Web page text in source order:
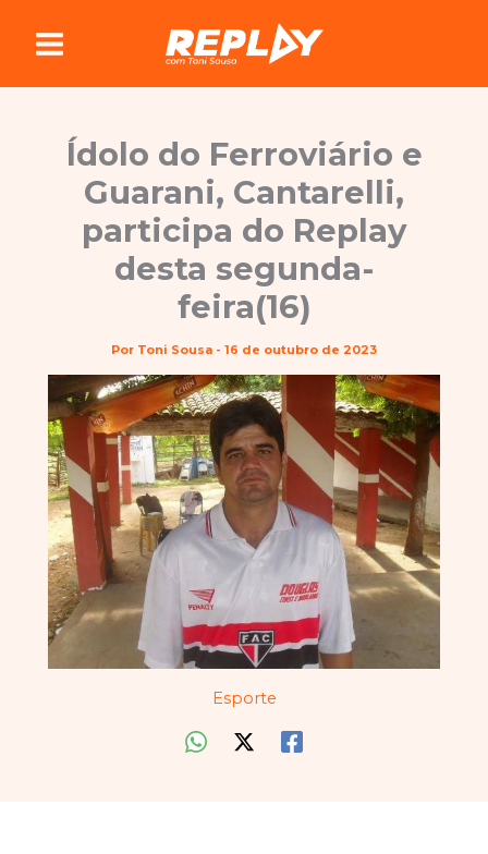
conteúdo
Ídolo do Ferroviário e
Guarani, Cantarelli,
participa do Replay
desta segunda-
feira(16)
Por Toni Sousa - 16 de outubro de 2023
Esporte